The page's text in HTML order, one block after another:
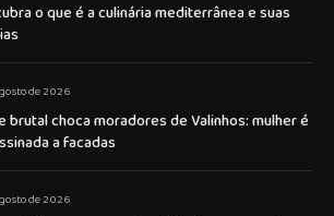
o que é a culinária mediterrânea e suas
de 2026
brutal choca moradores de Valinhos: mulher é
a facadas
de 2026